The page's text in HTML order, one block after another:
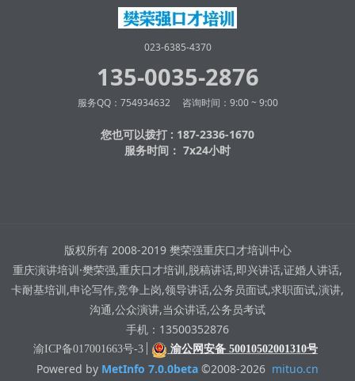
023-6385-4370
135-0035-2876
服务QQ：754934632 咨询时间：9:00 ~ 9:00
您也可以拨打 : 187-2336-1670
服务时间： 7x24小时
版权所有 2008-2019 樊荣强重庆口才培训中心
重庆演讲培训·樊荣强,重庆口才培训,脱稿讲话,即兴讲话,证婚人讲话,
卡耐基培训,申论写作,竞争上岗,领导讲话,公务员面试,求职面试,演讲,
沟通,公众演讲,当众讲话,公务员考试
手机：13500352876
渝ICP备017001663号-3 渝公网安备 50010502001310号
Powered by MetInfo 7.0.0beta ©2008-2026 mituo.cn